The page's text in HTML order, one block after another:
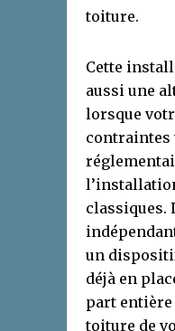
toiture.
Cette
aussi une
lorsque
contraintes
classiques.
un
déjà en
part entière
toiture de